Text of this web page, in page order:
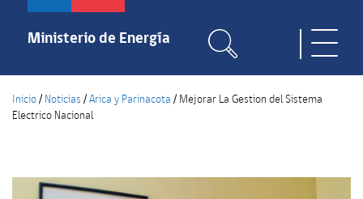
Pasar
contenido
Ministerio de Energía
Inicio/ Noticias /Arica y Parinacota / Mejorar La Gestion del Sistema
Electrico Nacional